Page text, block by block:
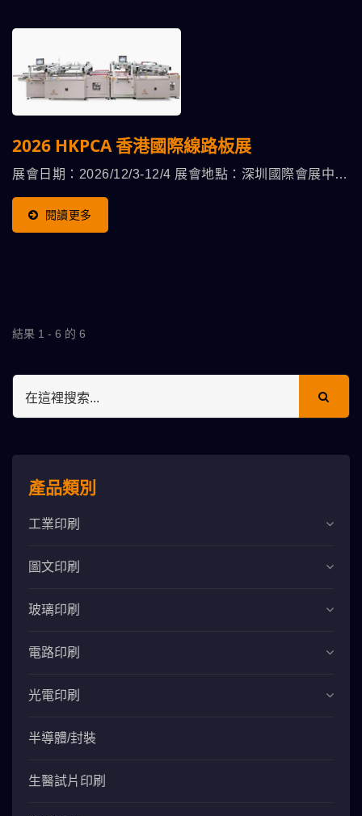
2026 HKPCA 香港國際線路板展
展會日期：2026/12/3-12/4 展會地點：深圳國際會展中心
攤位號碼：待公佈
閱讀更多
結果 1 - 6 的 6
產品類別
工業印刷
圖文印刷
玻璃印刷
電路印刷
光電印刷
半導體/封裝
生醫試片印刷